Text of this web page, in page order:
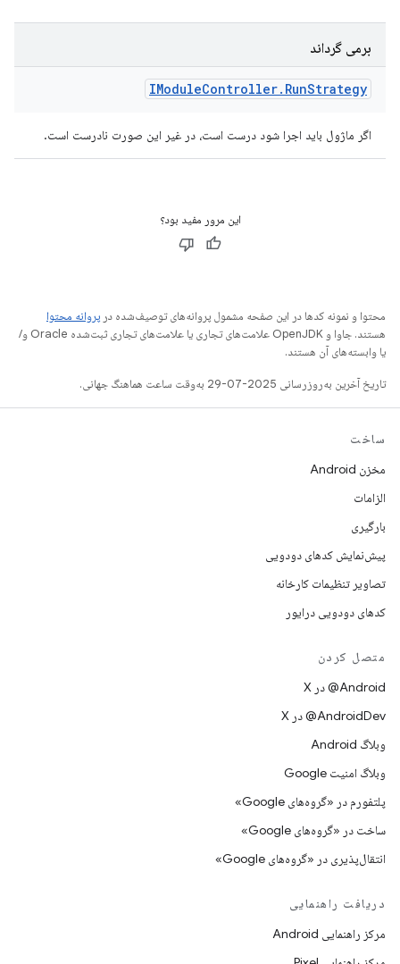
برمی گرداند
IModuleController. RunStrategy
اگر ماژول باید اجرا شود درست است، در غیر این صورت نادرست است.
این مرور مفید بود؟
محتوا و نمونه کدها در این صفحه مشمول پروانه‌های توصیف‌شده در پروانه محتوا
هستند. جاوا و OpenJDK علامت‌های تجاری یا علامت‌های تجاری ثبت‌شده Oracle و/
یا وابسته‌های آن هستند.
تاریخ آخرین به‌روزرسانی 2025-07-29 به‌وقت ساعت هماهنگ جهانی.
ساخت
مخزن Android
الزامات
بارگیری
پیش‌نمایش کدهای دودویی
تصاویر تنظیمات کارخانه
کدهای دودویی درایور
متصل کردن
‫‎@Android در X
‫‎@AndroidDev در X
وبلاگ Android
وبلاگ امنیت Google
پلتفورم در «گروه‌های Google»
ساخت در «گروه‌های Google»
انتقال‌پذیری در «گروه‌های Google»
دریافت راهنمایی
مرکز راهنمایی Android